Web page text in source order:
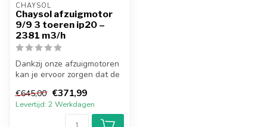
CHAYSOL
Chaysol afzuigmotor
9/9 3 toeren ip20 –
2381 m3/h
Dankzij onze afzuigmotoren
kan je ervoor zorgen dat de
€645,00 €371,99
Levertijd: 2 Werkdagen